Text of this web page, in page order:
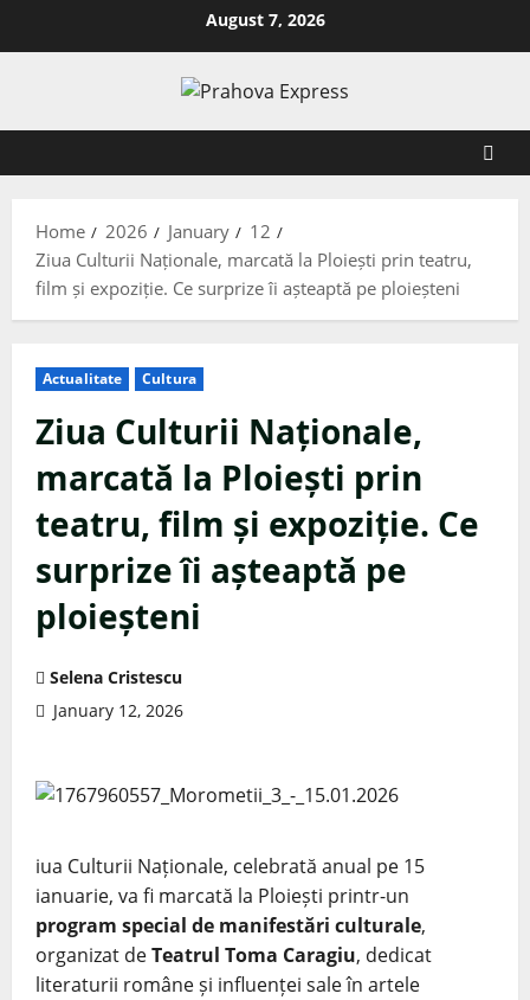
August 7, 2026
Home 2026 January
12
Ziua Culturii Naționale, marcată la Ploiești prin teatru,
film și expoziție. Ce surprize îi așteaptă pe ploieșteni
Actualitate Cultura
Ziua Culturii Naționale,
marcată la Ploiești prin
teatru, film și expoziție. Ce
surprize îi așteaptă pe
ploieșteni
Selena Cristescu
January 12, 2026
iua Culturii Naționale, celebrată anual pe 15
ianuarie, va fi marcată la Ploiești printr-un
program special de manifestări culturale,
organizat deTeatrul Toma Caragiu, dedicat
literaturii române și influenței sale în artele